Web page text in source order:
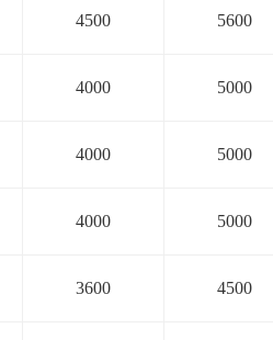
4500 5600
4000 5000
4000 5000
4000 5000
3600 4500